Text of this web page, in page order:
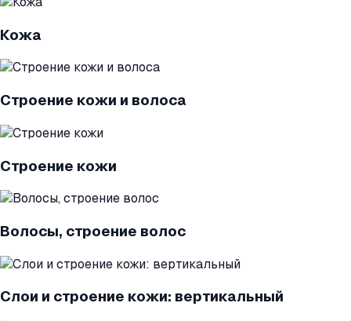
Кожа
Строение кожи и волоса
Строение кожи
Волосы, строение волос
Слои и строение кожи: вертикальный